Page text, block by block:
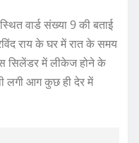
वार्ड संख्या 9 की बताई
राय के घर में रात के समय
सिलेंडर में लीकेज होने के
आग कुछ ही देर में